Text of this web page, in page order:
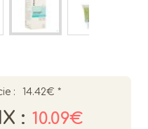
: 14.42€ *
: 10.09€